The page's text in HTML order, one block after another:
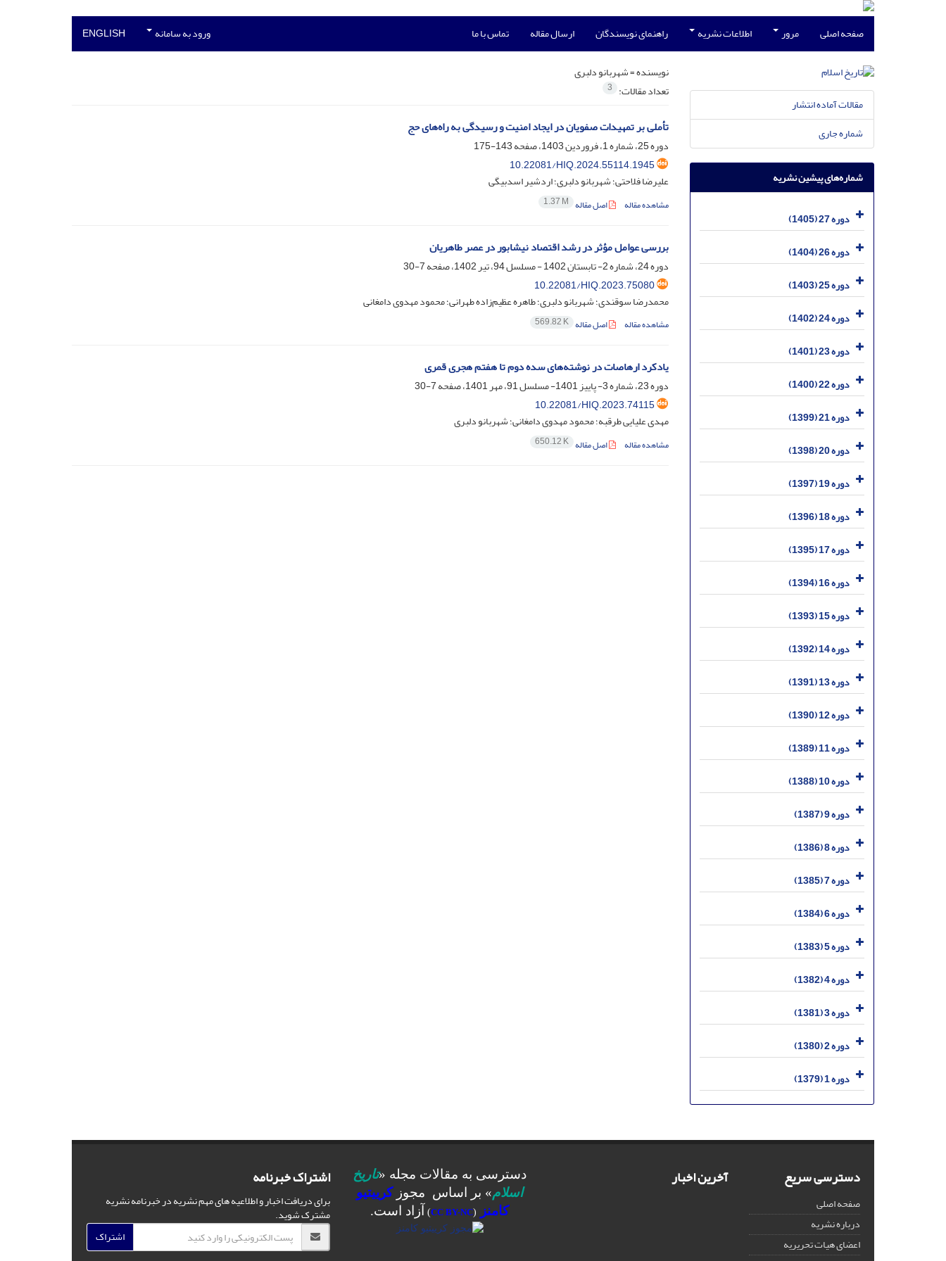
صفحه اصلی مرور اطلاعات نشریه راهنمای نویسندگان ارسال مقاله تماس با ما ورود به سامانه ENGLISH
نویسنده =شهربانو دلبری
تعداد مقالات: 3
تأملی بر تمهیدات صفویان در ایجاد امنیت و رسیدگی به راه‌های حج
دوره 25، شماره 1، فروردین 1403، صفحه
143-175
10.22081/HIQ.2024.55114.1945
علیرضا فلاحتی؛ شهربانو دلبری؛ اردشیر اسدبیگی
مشاهده مقاله اصل مقاله 1.37 M
بررسی عوامل مؤثر در رشد اقتصاد نیشابور در عصر طاهریان
دوره 24، شماره 2- تابستان 1402 - مسلسل 94، تیر 1402، صفحه
7-30
10.22081/HIQ.2023.75080
محمدرضا سوقندی؛ شهربانو دلبری؛ طاهره عظیم‌زاده طهرانی؛ محمود مهدوی دامغانی
مشاهده مقاله اصل مقاله 569.82 K
یادکرد ارهاصات در نوشته‌های سده دوم تا هفتم هجری قمری
دوره 23، شماره 3- پاییز 1401- مسلسل 91، مهر 1401، صفحه
7-30
10.22081/HIQ.2023.74115
مهدی علیایی طرقبه؛ محمود مهدوی دامغانی؛ شهربانو دلبری
مشاهده مقاله اصل مقاله 650.12 K
مقالات آماده انتشار
شماره جاری
شماره‌های پیشین نشریه
دوره 27 (1405)
دوره 26 (1404)
دوره 25 (1403)
دوره 24 (1402)
دوره 23 (1401)
دوره 22 (1400)
دوره 21 (1399)
دوره 20 (1398)
دوره 19 (1397)
دوره 18 (1396)
دوره 17 (1395)
دوره 16 (1394)
دوره 15 (1393)
دوره 14 (1392)
دوره 13 (1391)
دوره 12 (1390)
دوره 11 (1389)
دوره 10 (1388)
دوره 9 (1387)
دوره 8 (1386)
دوره 7 (1385)
دوره 6 (1384)
دوره 5 (1383)
دوره 4 (1382)
دوره 3 (1381)
دوره 2 (1380)
دوره 1 (1379)
دسترسی سریع
صفحه اصلی
درباره نشریه
اعضای هیات تحریریه
آخرین اخبار دسترسی به مقالات مجله «تاریخ
اسلام» بر اساس مجوزکرییتیو
کامنز
(
CC BY-NC
) آزاد است.
اشتراک خبرنامه
برای دریافت اخبار و اطلاعیه های مهم نشریه در خبرنامه نشریه
مشترک شوید.
اشتراک